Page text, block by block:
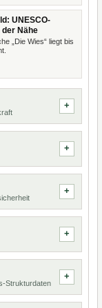
UNESCO-
der Nähe
„Die Wies“ liegt bis
Strukturdaten